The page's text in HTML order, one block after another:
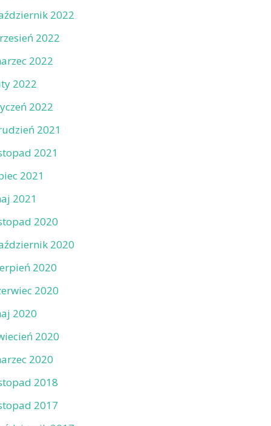
2022
2022
2022
2022
2022
2021
2021
2021
2021
2020
2020
2020
2020
2020
2020
2020
2018
2017